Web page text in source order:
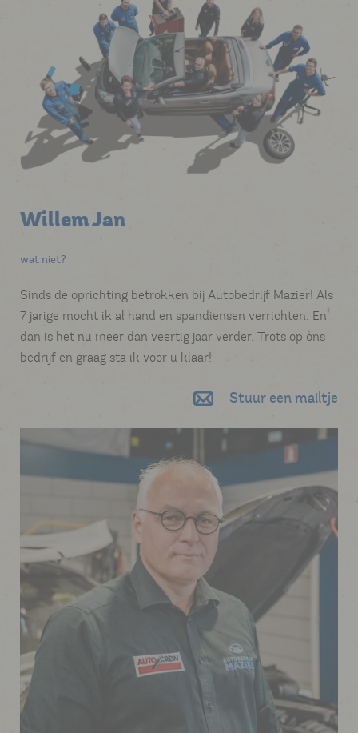
Willem Jan
wat niet?
Sinds de oprichting betrokken bij Autobedrijf Mazier! Als
7 jarige mocht ik al hand en spandiensen verrichten. En
dan is het nu meer dan veertig jaar verder. Trots op ons
bedrijf en graag sta ik voor u klaar!
Stuur een mailtje